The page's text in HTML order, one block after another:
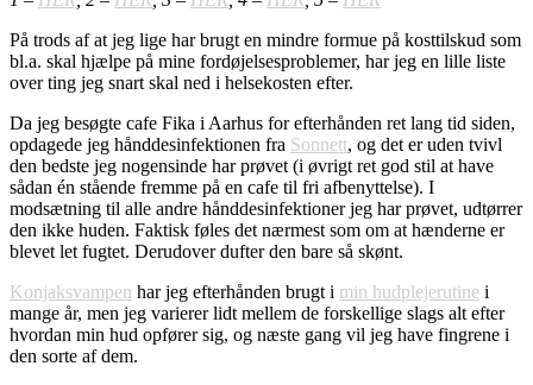
På trods af at jeg lige har brugt en mindre formue på kosttilskud som
bl.a. skal hjælpe på mine fordøjelsesproblemer, har jeg en lille liste
over ting jeg snart skal ned i helsekosten efter.
Da jeg besøgte cafe Fika i Aarhus for efterhånden ret lang tid siden,
opdagede jeg hånddesinfektionen fra Sonnett, og det er uden tvivl
den bedste jeg nogensinde har prøvet (i øvrigt ret god stil at have
sådan én stående fremme på en cafe til fri afbenyttelse). I
modsætning til alle andre hånddesinfektioner jeg har prøvet, udtørrer
den ikke huden. Faktisk føles det nærmest som om at hænderne er
blevet let fugtet. Derudover dufter den bare så skønt.
Konjaksvampen har jeg efterhånden brugt i min hudplejerutine i
mange år, men jeg varierer lidt mellem de forskellige slags alt efter
hvordan min hud opfører sig, og næste gang vil jeg have fingrene i
den sorte af dem.